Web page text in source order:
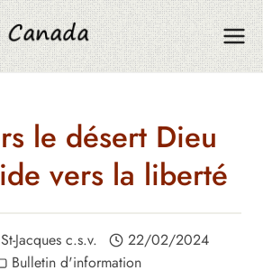
le désert Dieu
vers la liberté
Jacques c.s.v.
22/02/2024
Bulletin d'information